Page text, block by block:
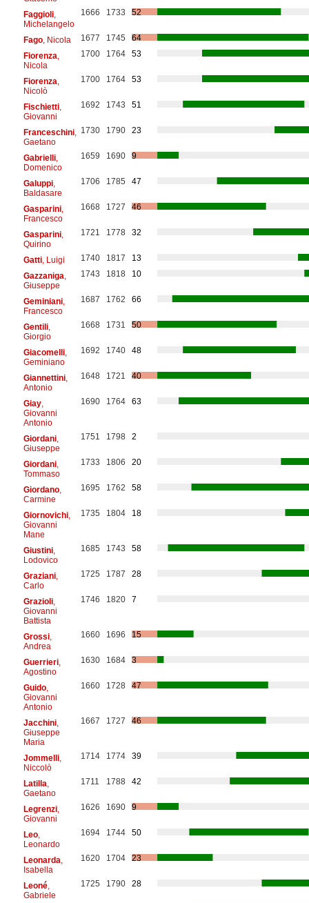
Faggioli,
Michelangelo
1666 1733 52
Fago, Nicola 1677 1745
64
Fiorenza
Nicola
1700 1764 53
Fiorenza
Nicolò
1700 1764 53
Fischietti,
Giovanni
1692 1743 51
Franceschini,
Gaetano
1730 1790 23
Gabrielli,
Domenico
1659 1690 9
Galuppi,
Baldasare
1706 1785 47
Gasparini,
Francesco
1668 1727 46
Gasparini,
Quirino
1721 1778 32
Gatti, Luigi 1740 1817
13
Gazzaniga
Giuseppe
1743 1818 10
Geminiani,
Francesco
1687 1762 66
Gentili,
Giorgio
1668 1731 50
Giacomelli,
Geminiano
1692 1740 48
Giannettini,
Antonio
1648 1721 40
Giay,
Giovanni
Antonio
1690 1764 63
Giordani,
Giuseppe
1751 1798 2
Giordani,
Tommaso
1733 1806 20
Giordano,
Carmine
1695 1762 58
Giornovichi,
Giovanni
Mane
1735 1804 18
Giustini,
Lodovico
1685 1743 58
Graziani,
Carlo
1725 1787 28
Grazioli,
Giovanni
Battista
1746 1820 7
Grossi,
Andrea
1660 1696 15
Guerrieri,
Agostino
1630 1684 3
Guido,
Giovanni
Antonio
1660 1728 47
Jacchini,
Giuseppe
Maria
1667 1727 46
Jommelli,
Niccolò
1714 1774 39
Latilla
Gaetano
1711 1788 42
Legrenzi,
Giovanni
1626 1690 9
Leo,
Leonardo
1694 1744 50
Leonarda
Isabella
1620 1704 23
Leoné,
Gabriele
1725 1790 28